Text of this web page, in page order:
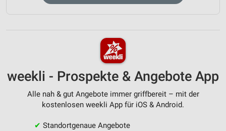
weekli - Prospekte & Angebote App
Alle nah & gut Angebote immer griffbereit – mit der
kostenlosen weekli App für iOS & Android.
✔ Standortgenaue Angebote